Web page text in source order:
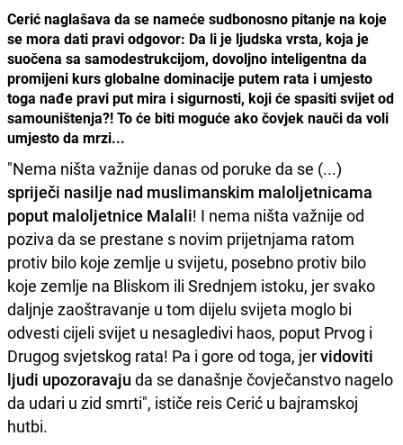
Cerić naglašava da se nameće sudbonosno pitanje na koje
se mora dati pravi odgovor: Da li je ljudska vrsta, koja je
suočena sa samodestrukcijom, dovoljno inteligentna da
promijeni kurs globalne dominacije putem rata i umjesto
toga nađe pravi put mira i sigurnosti, koji će spasiti svijet od
samouništenja?! To će biti moguće ako čovjek nauči da voli
umjesto da mrzi...
"Nema ništa važnije danas od poruke da se (...)
spriječi nasilje nad muslimanskim maloljetnicama
poput maloljetnice Malali! I nema ništa važnije od
poziva da se prestane s novim prijetnjama ratom
protiv bilo koje zemlje u svijetu, posebno protiv bilo
koje zemlje na Bliskom ili Srednjem istoku, jer svako
daljnje zaoštravanje u tom dijelu svijeta moglo bi
odvesti cijeli svijet u nesagledivi haos, poput Prvog i
Drugog svjetskog rata! Pa i gore od toga, jervidoviti
ljudi upozoravaju da se današnje čovječanstvo nagelo
da udari u zid smrti", ističe reis Cerić u bajramskoj
hutbi.